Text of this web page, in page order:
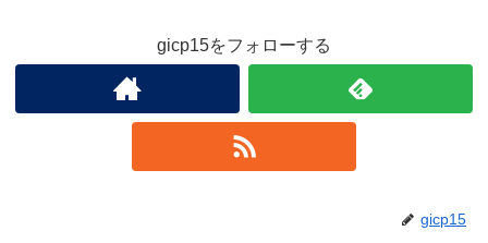
gicp15をフォローする
gicp15